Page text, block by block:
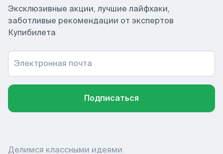
Эксклюзивные акции, лучшие лайфхаки,
заботливые рекомендации от экспертов
Купибилета
Электронная почта
Подписаться
Делимся классными идеями